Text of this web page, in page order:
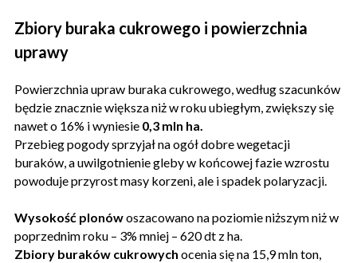
Zbiory buraka cukrowego i powierzchnia
uprawy
Powierzchnia upraw buraka cukrowego, według szacunków
będzie znacznie większa niż w roku ubiegłym, zwiększy się
nawet o 16% i wyniesie 0,3 mln ha.
Przebieg pogody sprzyjał na ogół dobre wegetacji
buraków, a uwilgotnienie gleby w końcowej fazie wzrostu
powoduje przyrost masy korzeni, ale i spadek polaryzacji.
Wysokość plonówoszacowano na poziomie niższym niż w
poprzednim roku – 3% mniej – 620 dt z ha.
Zbiory buraków cukrowych ocenia się na 15,9 mln ton,